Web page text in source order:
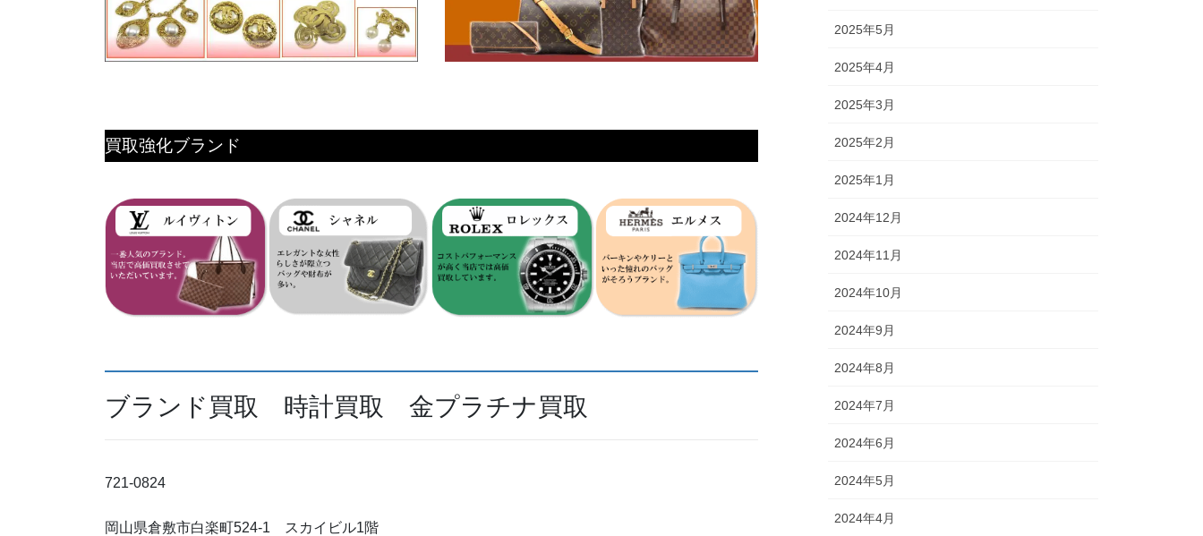
買取強化ブランド
ブランド買取 時計買取 金プラチナ買取
721-0824
岡山県倉敷市白楽町524-1 スカイビル1階
2025年5月
2025年4月
2025年3月
2025年2月
2025年1月
2024年12月
2024年11月
2024年10月
2024年9月
2024年8月
2024年7月
2024年6月
2024年5月
2024年4月